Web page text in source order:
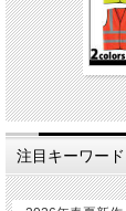
注目キーワード